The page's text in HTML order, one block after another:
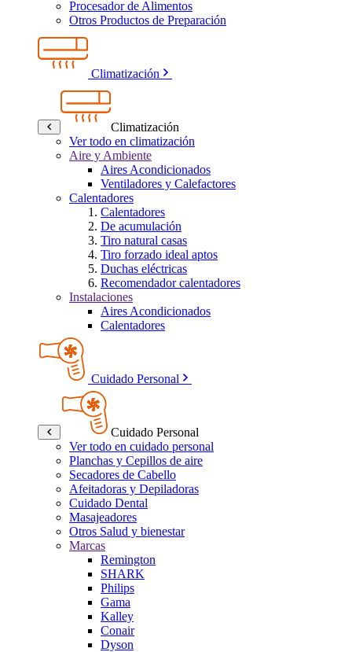
Procesador de Alimentos
Otros Productos de Preparación
Climatización
Climatización
Ver todo en climatización
Aire y Ambiente
Aires Acondicionados
Ventiladores y Calefactores
Calentadores
Calentadores
De acumulación
Tiro natural casas
Tiro forzado ideal aptos
Duchas eléctricas
Recomendador calentadores
Instalaciones
Aires Acondicionados
Calentadores
Cuidado Personal
Cuidado Personal
Ver todo en cuidado personal
Planchas y Cepillos de aire
Secadores de Cabello
Afeitadoras y Depiladoras
Cuidado Dental
Masajeadores
Otros Salud y bienestar
Marcas
Remington
SHARK
Philips
Gama
Kalley
Conair
Dyson